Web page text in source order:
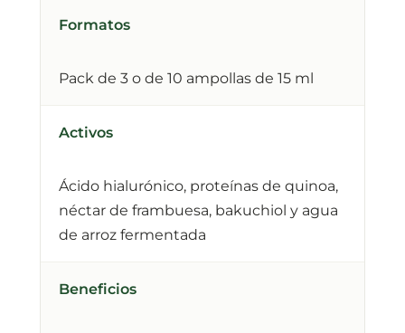
Formatos
Pack de 3 o de 10 ampollas de 15 ml
Activos
Ácido hialurónico, proteínas de quinoa,
néctar de frambuesa, bakuchiol y agua
de arroz fermentada
Beneficios